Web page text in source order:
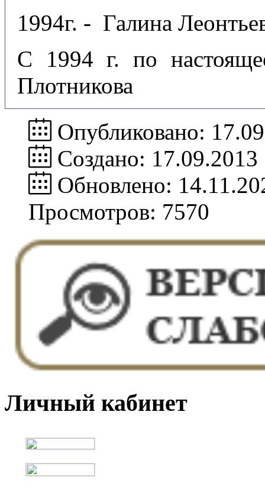
1994г. - Галина
С 1994 г. по
Плотникова
Опубликовано:
Создано: 17.09.2013
Обновлено:
Просмотров: 7570
Личный кабинет